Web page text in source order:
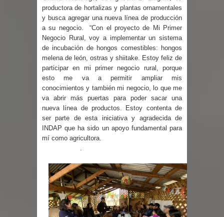
traslados con $133 millones
Dos internos intentaron escapar por
un forado desde la cárcel de Talca
Temporal obliga a cerrar
anticipadamente la Fiesta del
Chancho en Talca tras caída de
productora de hortalizas y plantas ornamentales
y busca agregar una nueva línea de producción
a su negocio. “Con el proyecto de Mi Primer
Negocio Rural, voy a implementar un sistema
de incubación de hongos comestibles: hongos
melena de león, ostras y shiitake. Estoy feliz de
participar en mi primer negocio rural, porque
esto me va a permitir ampliar mis
conocimientos y también mi negocio, lo que me
va abrir más puertas para poder sacar una
nueva línea de productos. Estoy contenta de
ser parte de esta iniciativa y agradecida de
INDAP que ha sido un apoyo fundamental para
mí como agricultora.
.